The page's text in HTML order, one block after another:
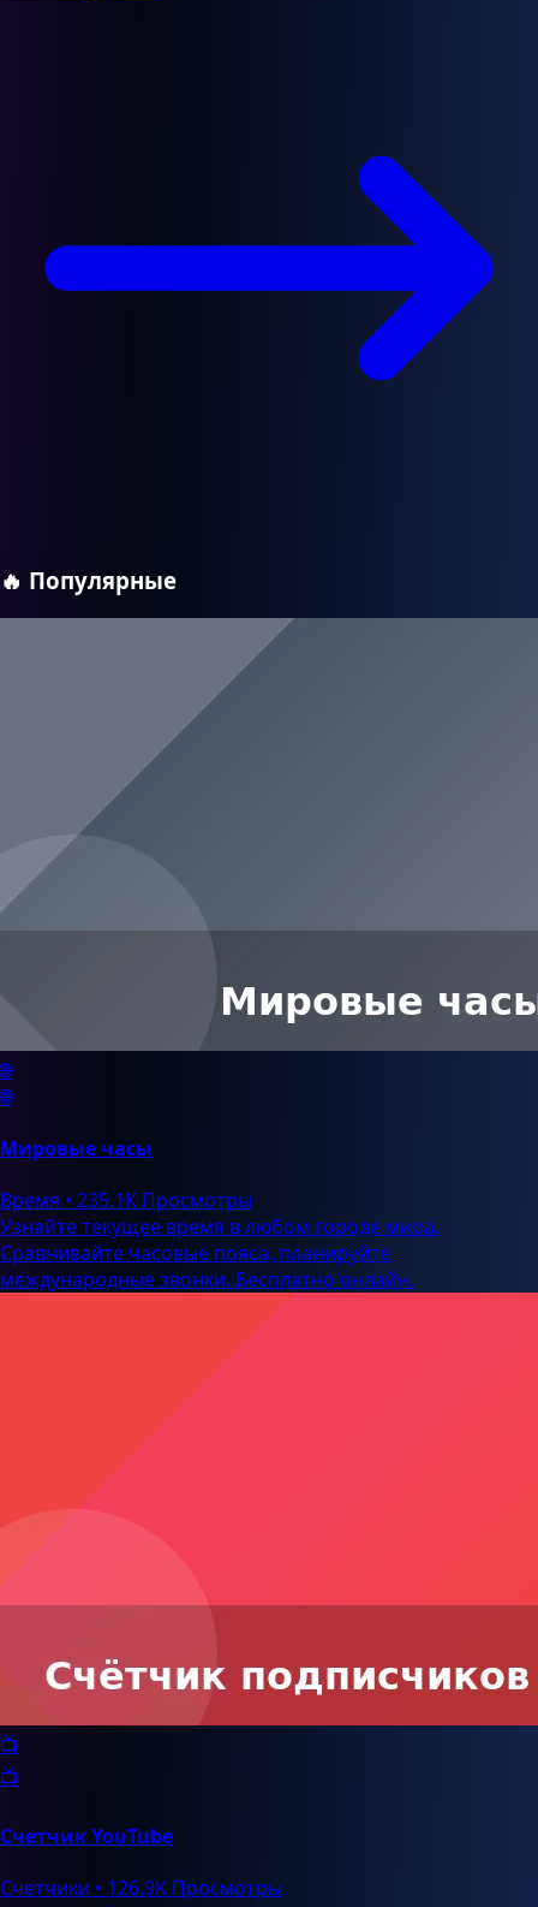
🔥 Популярные
🌐
🌐
Мировые часы
Время • 235.1K Просмотры
Узнайте текущее время в любом городе мира.
Сравнивайте часовые пояса, планируйте
международные звонки. Бесплатно онлайн.
📺
📺
Счетчик YouTube
Счетчики • 126.9K Просмотры